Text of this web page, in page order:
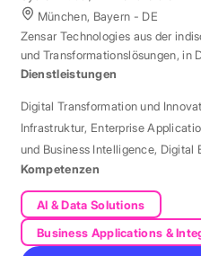
München, Bayern - DE
Zensar Technologies aus der
und Transformationslösungen, in
Dienstleistungen
Digital Transformation und
Infrastruktur, Enterprise
und Business Intelligence, Digital
Kompetenzen
AI & Data Solutions
Business Applications &